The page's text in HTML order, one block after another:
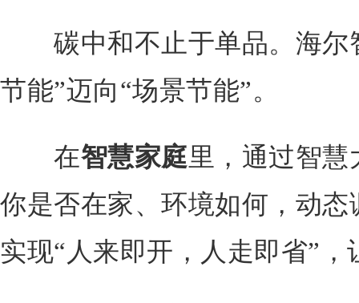
碳中和不止于单品。海尔
节能”迈向“场景节能”。
在智慧家庭里，通过智
你是否在家、环境如何，动
实现“人来即开，人走即省”